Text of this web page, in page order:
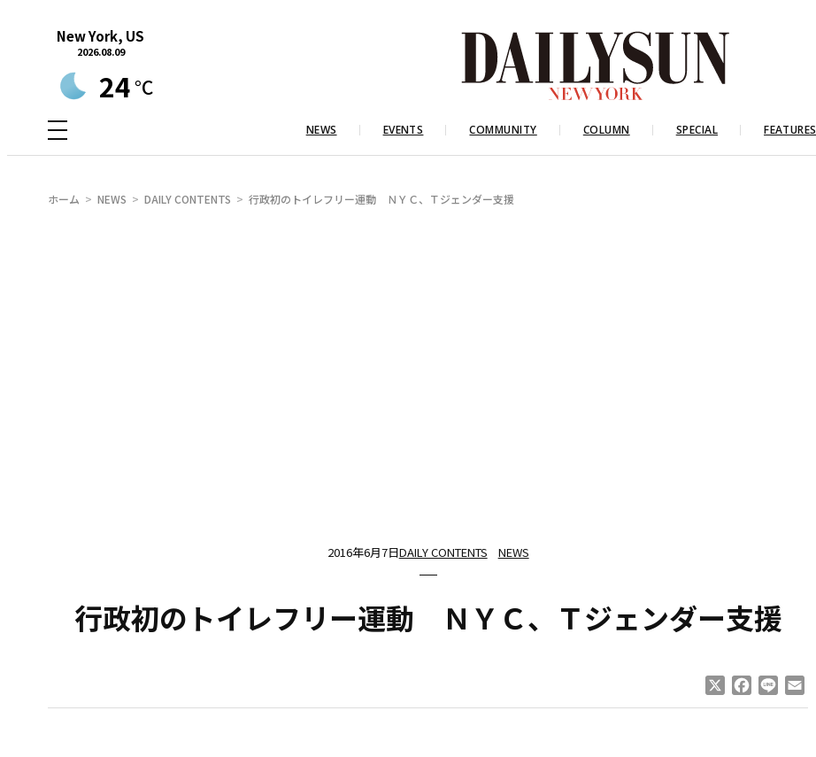
New York, US
2026.08.09
24°C
NEWS EVENTS COMMUNITY COLUMN SPECIAL FEATURES
ホーム NEWS DAILY CONTENTS 行政初のトイレフリー運動 ＮＹＣ、Ｔジェンダー支援
2016年6月7日DAILY CONTENTS NEWS
行政初のトイレフリー運動 ＮＹＣ、Ｔジェンダー支援
Facebook
Line